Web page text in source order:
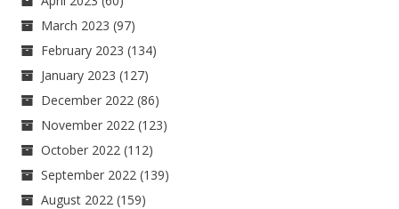
March 2023 (97)
February 2023 (134)
January 2023 (127)
December 2022 (86)
November 2022 (123)
October 2022 (112)
September 2022 (139)
August 2022 (159)